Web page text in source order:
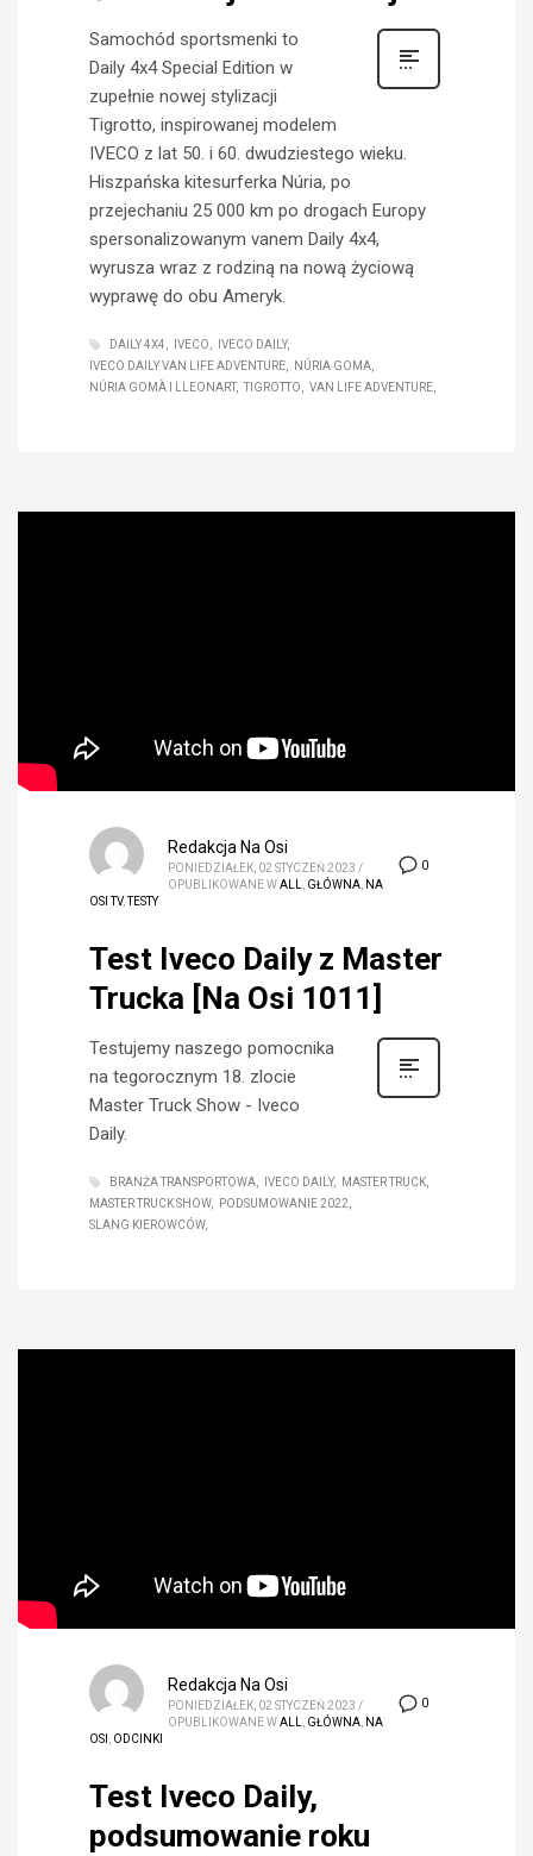
Samochód sportsmenki to
Daily 4x4 Special Edition w
zupełnie nowej stylizacji
Tigrotto, inspirowanej modelem
IVECO z lat 50. i 60. dwudziestego wieku.
Hiszpańska kitesurferka Núria, po
przejechaniu 25 000 km po drogach Europy
spersonalizowanym vanem Daily 4x4,
wyrusza wraz z rodziną na nową życiową
wyprawę do obu Ameryk.
DAILY 4X4 IVECO
IVECO DAILY
IVECO DAILY VAN LIFE ADVENTURE
NÚRIA GOMA
NÚRIA GOMÀ I LLEONART
TIGROTTO VAN LIFE ADVENTURE
0
Redakcja Na Osi
PONIEDZIAŁEK, 02 STYCZEŃ 2023 /
OPUBLIKOWANE WALL GŁÓWNA NA
OSI TV,TESTY
Test Iveco Daily z Master
Trucka [Na Osi 1011]
Testujemy naszego pomocnika
na tegorocznym 18. zlocie
Master Truck Show - Iveco
Daily.
BRANŻA TRANSPORTOWA IVECO DAILY
MASTER TRUCK
MASTER TRUCK SHOW
PODSUMOWANIE 2022
SLANG KIEROWCÓW
0
Redakcja Na Osi
PONIEDZIAŁEK, 02 STYCZEŃ 2023 /
OPUBLIKOWANE WALL, GŁÓWNA, NA
OSI , ODCINKI
Test Iveco Daily,
podsumowanie roku